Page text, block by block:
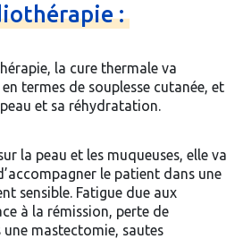
:
la cure thermale va
termes de souplesse cutanée, et
et sa réhydratation.
la peau et les muqueuses, elle va
le patient dans une
sensible. Fatigue due aux
à la rémission, perte de
mastectomie, sautes